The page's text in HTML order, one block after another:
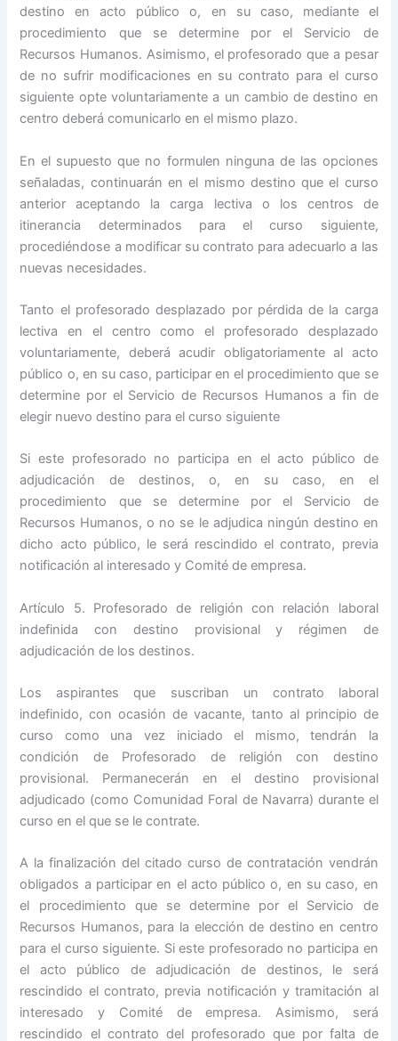
destino en acto público o, en su caso, mediante el
procedimiento que se determine por el Servicio de
Recursos Humanos. Asimismo, el profesorado que a pesar
de no sufrir modificaciones en su contrato para el curso
siguiente opte voluntariamente a un cambio de destino en
centro deberá comunicarlo en el mismo plazo.
En el supuesto que no formulen ninguna de las opciones
señaladas, continuarán en el mismo destino que el curso
anterior aceptando la carga lectiva o los centros de
itinerancia determinados para el curso siguiente,
procediéndose a modificar su contrato para adecuarlo a las
nuevas necesidades.
Tanto el profesorado desplazado por pérdida de la carga
lectiva en el centro como el profesorado desplazado
voluntariamente, deberá acudir obligatoriamente al acto
público o, en su caso, participar en el procedimiento que se
determine por el Servicio de Recursos Humanos a fin de
elegir nuevo destino para el curso siguiente
Si este profesorado no participa en el acto público de
adjudicación de destinos, o, en su caso, en el
procedimiento que se determine por el Servicio de
Recursos Humanos, o no se le adjudica ningún destino en
dicho acto público, le será rescindido el contrato, previa
notificación al interesado y Comité de empresa.
Artículo 5. Profesorado de religión con relación laboral
indefinida con destino provisional y régimen de
adjudicación de los destinos.
Los aspirantes que suscriban un contrato laboral
indefinido, con ocasión de vacante, tanto al principio de
curso como una vez iniciado el mismo, tendrán la
condición de Profesorado de religión con destino
provisional. Permanecerán en el destino provisional
adjudicado (como Comunidad Foral de Navarra) durante el
curso en el que se le contrate.
A la finalización del citado curso de contratación vendrán
obligados a participar en el acto público o, en su caso, en
el procedimiento que se determine por el Servicio de
Recursos Humanos, para la elección de destino en centro
para el curso siguiente. Si este profesorado no participa en
el acto público de adjudicación de destinos, le será
rescindido el contrato, previa notificación y tramitación al
interesado y Comité de empresa. Asimismo, será
rescindido el contrato del profesorado que por falta de